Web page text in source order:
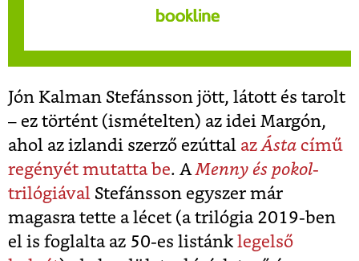
Jón Kalman Stefánsson jött, látott és tarolt
– ez történt (ismételten) az idei Margón,
ahol az izlandi szerző ezúttal az Ásta című
regényét mutatta be. A Menny és pokol-
trilógiával Stefánsson egyszer már
magasra tette a lécet (a trilógia 2019-ben
el is foglalta az 50-es listánk legelső